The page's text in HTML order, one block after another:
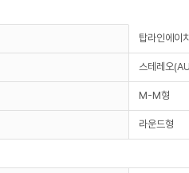
탑라인에이
스테레오
M-M형
라운드형